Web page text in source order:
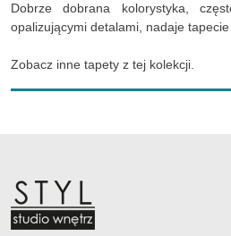
Dobrze dobrana kolorystyka,
opalizującymi detalami, nadaje
Zobacz inne tapety z tej kolekcji.